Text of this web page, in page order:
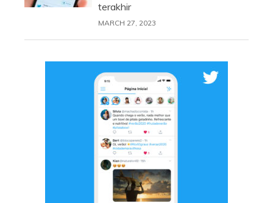
terakhir
MARCH 27, 2023